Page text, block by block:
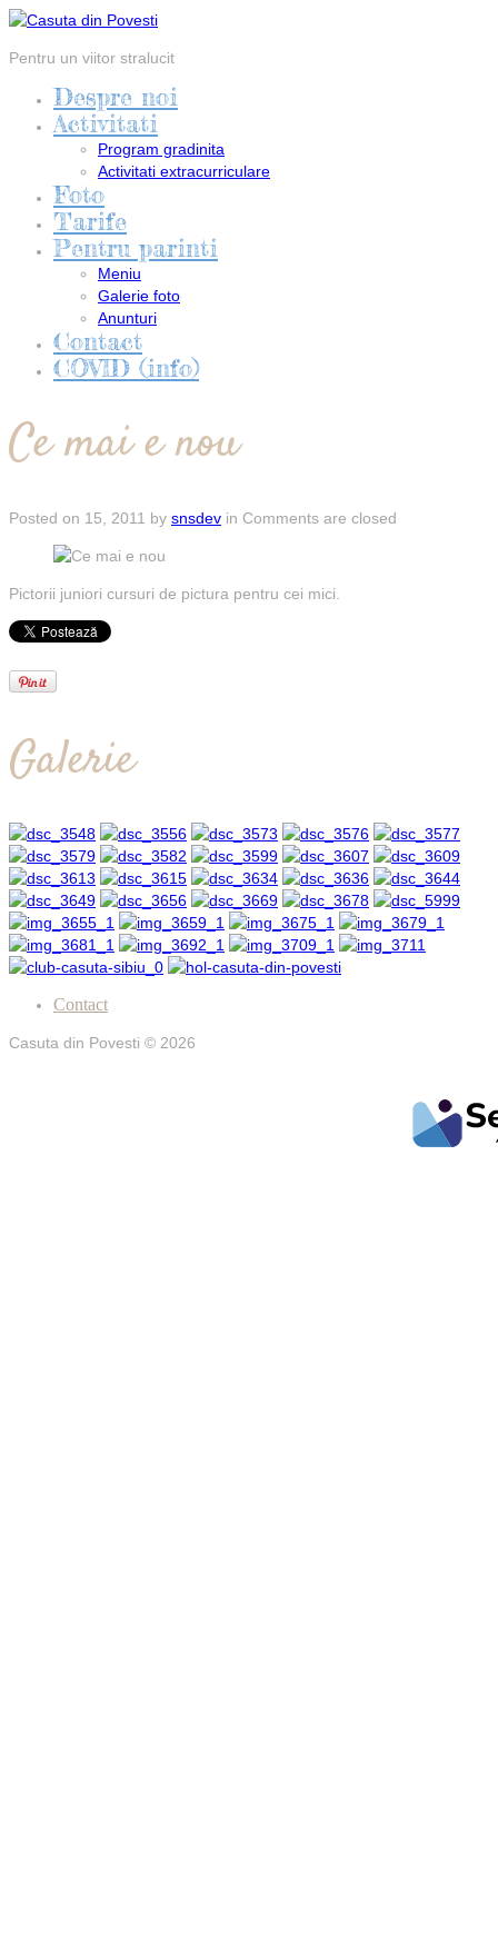
Pentru un viitor stralucit
Despre noi
Activitati
Program gradinita
Activitati extracurriculare
Foto
Tarife
Pentru parinti
Meniu
Galerie foto
Anunturi
Contact
COVID (info)
Ce mai e nou
Posted on 15, 2011 by snsdev in Comments are closed
Pictorii juniori cursuri de pictura pentru cei mici.
Galerie
Contact
Casuta din Povesti © 2026